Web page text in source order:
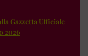
Gazzetta Ufficiale
2026